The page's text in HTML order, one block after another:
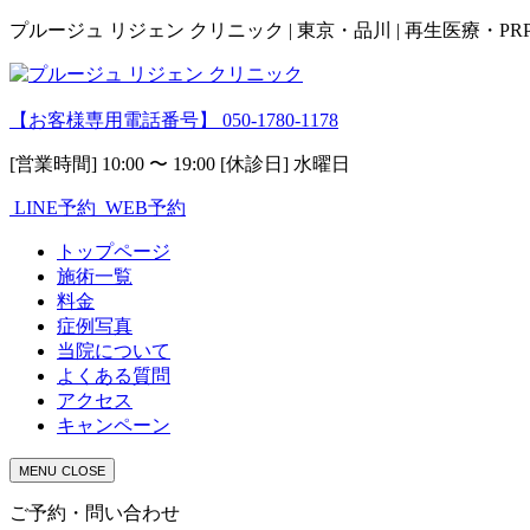
プルージュ リジェン クリニック | 東京・品川 | 再生医療・
【お客様専用電話番号】 050-1780-1178
[営業時間] 10:00 〜 19:00 [休診日] 水曜日
LINE予約 WEB予約
トップページ
施術一覧
料金
症例写真
当院について
よくある質問
アクセス
キャンペーン
MENU CLOSE
ご予約・問い合わせ